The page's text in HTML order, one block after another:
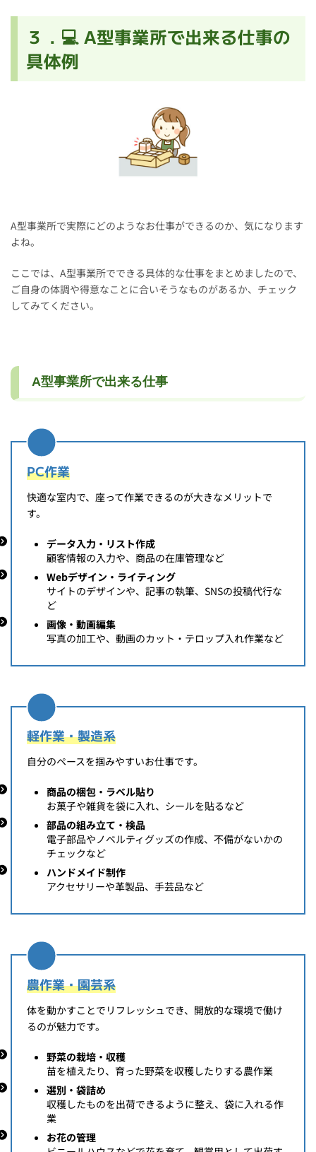
３．💻 A型事業所で出来る仕事の
具体例
A型事業所で実際にどのようなお仕事ができるのか、気になります
よね。
ここでは、A型事業所でできる具体的な仕事をまとめましたので、
ご自身の体調や得意なことに合いそうなものがあるか、チェック
してみてください。
A型事業所で出来る仕事
PC作業
快適な室内で、座って作業できるのが大きなメリットで
す。
データ入力・リスト作成
顧客情報の入力や、商品の在庫管理など
Webデザイン・ライティング
サイトのデザインや、記事の執筆、SNSの投稿代行な
ど
画像・動画編集
写真の加工や、動画のカット・テロップ入れ作業など
軽作業・製造系
自分のペースを掴みやすいお仕事です。
商品の梱包・ラベル貼り
お菓子や雑貨を袋に入れ、シールを貼るなど
部品の組み立て・検品
電子部品やノベルティグッズの作成、不備がないかの
チェックなど
ハンドメイド制作
アクセサリーや革製品、手芸品など
農作業・園芸系
体を動かすことでリフレッシュでき、開放的な環境で働け
るのが魅力です。
野菜の栽培・収穫
苗を植えたり、育った野菜を収穫したりする農作業
選別・袋詰め
収穫したものを出荷できるように整え、袋に入れる作
業
お花の管理